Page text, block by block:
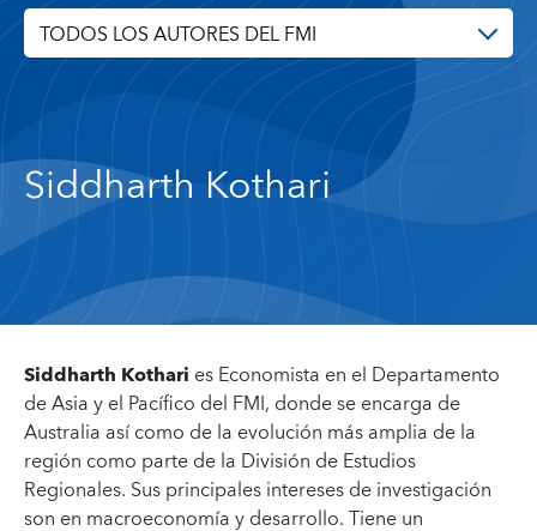
TODOS LOS AUTORES DEL FMI
Siddharth Kothari
Siddharth Kothari es Economista en el Departamento
de Asia y el Pacífico del FMI, donde se encarga de
Australia así como de la evolución más amplia de la
región como parte de la División de Estudios
Regionales. Sus principales intereses de investigación
son en macroeconomía y desarrollo. Tiene un